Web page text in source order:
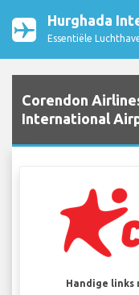
Hurghada
Essentiële
Corendon
International
Handige links